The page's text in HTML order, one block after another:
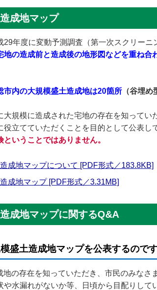
成地マップ
29年度に変動予測調査（第一次スクリー
地の造成前と造成後の地形図などを重ね
市内の大規模盛土造成地は20箇所 （谷埋
大規模に造成された宅地の存在を知って
役立てていただくことを目的として公表し
いうことではありません。
成地マップについて [PDF形式／183.8KB]
成地マップ [PDF形式／3.31MB]
成地マップに関するQ&A
盛土造成地マップを公表するので
地の存在を知っていただき、市民のみな
や水漏れがないか等、日頃から目配りして